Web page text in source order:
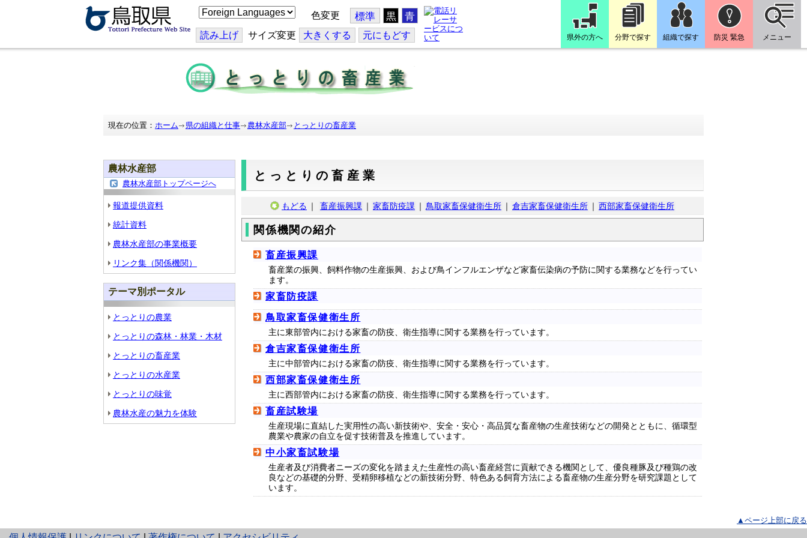
こ
の
ジ
を
翻
訳
す
る
色変更 標準 黒 青
読み上げ サイズ変更 大きくする 元にもどす 県外の方へ 分野で探す 組織で探す 防災 緊急 メニュー
現在の位置： ホーム 県の組織と仕事 農林水産部 とっとりの畜産業
農林水産部
農林水産部トップページへ
報道提供資料
統計資料
農林水産部の事業概要
リンク集（関係機関）
テーマ別ポータル
とっとりの農業
とっとりの森林・林業・木材
とっとりの畜産業
とっとりの水産業
とっとりの味覚
農林水産の魅力を体験
とっとりの畜産業
もどる ｜ 畜産振興課 ｜ 家畜防疫課 ｜ 鳥取家畜保健衛生所 ｜ 倉吉家畜保健衛生所 ｜ 西部家畜保健衛生所
関係機関の紹介
畜産振興課
畜産業の振興、飼料作物の生産振興、および鳥インフルエンザなど家畜伝染病の予防に関する業務などを行ってい
ます。
家畜防疫課
鳥取家畜保健衛生所
主に東部管内における家畜の防疫、衛生指導に関する業務を行っています。
倉吉家畜保健衛生所
主に中部管内における家畜の防疫、衛生指導に関する業務を行っています。
西部家畜保健衛生所
主に西部管内における家畜の防疫、衛生指導に関する業務を行っています。
畜産試験場
生産現場に直結した実用性の高い新技術や、安全・安心・高品質な畜産物の生産技術などの開発とともに、循環型
農業や農家の自立を促す技術普及を推進しています。
中小家畜試験場
生産者及び消費者ニーズの変化を踏まえた生産性の高い畜産経営に貢献できる機関として、優良種豚及び種鶏の改
良などの基礎的分野、受精卵移植などの新技術分野、特色ある飼育方法による畜産物の生産分野を研究課題として
います。
▲ページ上部に戻る